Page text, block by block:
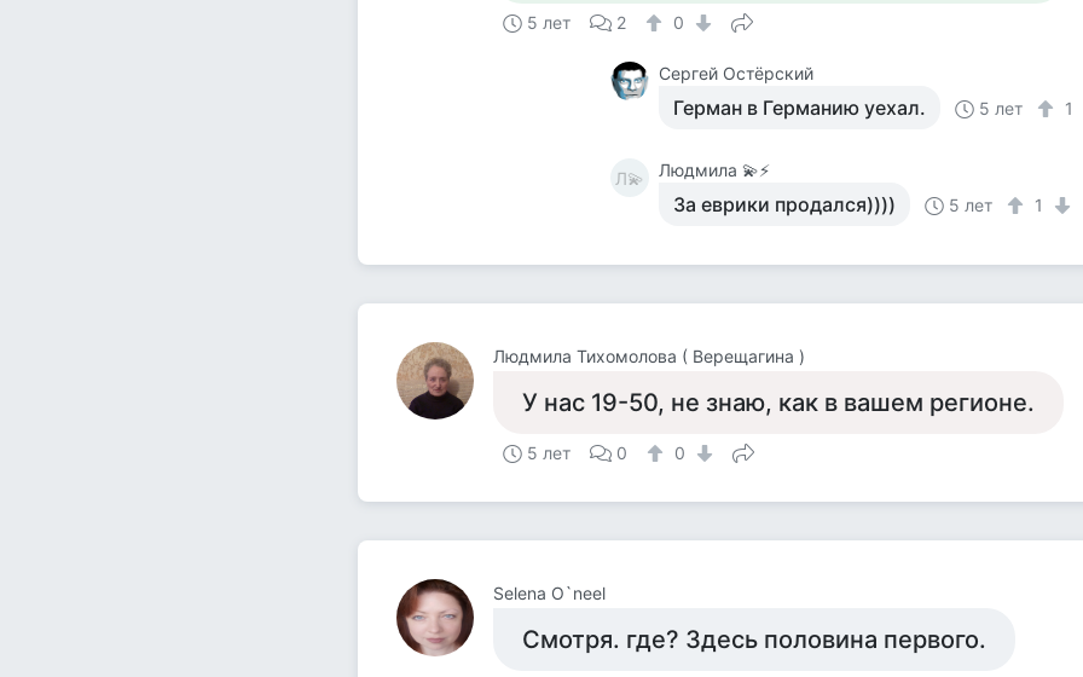
5 лет 2 0
Сергей Остёрский
Герман в Германию уехал. 5 лет 1
Л💫 Людмила 💫⚡
За еврики продался)))) 5 лет 1
Людмила Тихомолова ( Верещагина )
У нас 19-50, не знаю, как в вашем регионе.
5 лет 0 0
Selena O`neel
Смотря. где? Здесь половина первого.